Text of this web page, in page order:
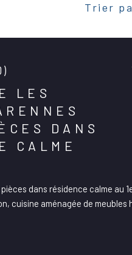
Trier
LES
DANS
CALME
dans résidence calme au
cuisine aménagée de meubles